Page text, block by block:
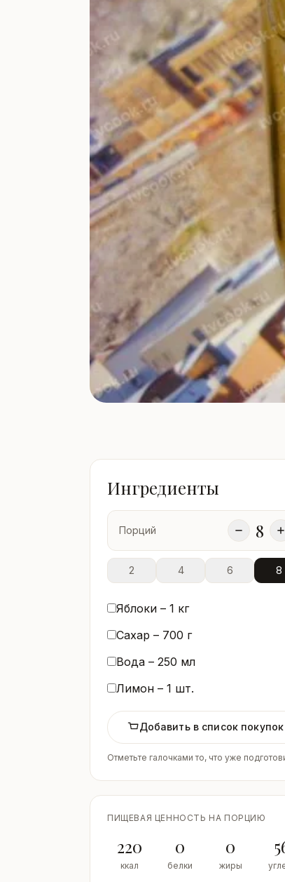
Ингредиенты
Порций 8
2 4 6 8
Яблоки – 1 кг
Сахар – 700 г
Вода – 250 мл
Лимон – 1 шт.
Добавить в список покупок
Отметьте галочками то, что уже
ПИЩЕВАЯ ЦЕННОСТЬ НА ПОРЦИЮ
220
ккал
0
белки
0
жиры